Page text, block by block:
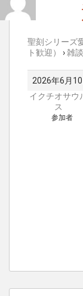
聖刻シリーズ
ト歓迎）
›雑談
2026年6月
イクチオサウ
ス
参加者